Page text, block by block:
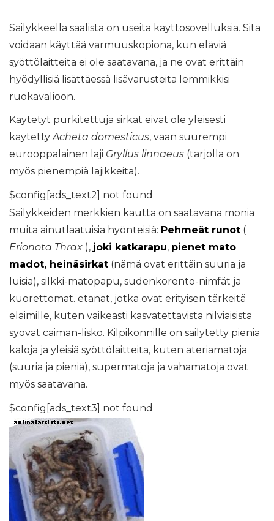
Säilykkeellä saalista on useita käyttösovelluksia. Sitä
voidaan käyttää varmuuskopiona, kun eläviä
syöttölaitteita ei ole saatavana, ja ne ovat erittäin
hyödyllisiä lisättäessä lisävarusteita lemmikkisi
ruokavalioon.
Käytetyt purkitettuja sirkat eivät ole yleisesti
käytettyAcheta domesticus, vaan suurempi
eurooppalainen laji Gryllus linnaeus (tarjolla on
myös pienempiä lajikkeita).
$config[ads_text2] not found
Säilykkeiden merkkien kautta on saatavana monia
muita ainutlaatuisia hyönteisiä: Pehmeät runot (
Erionota Thrax ), joki katkarapu, pienet mato
madot, heinäsirkat (nämä ovat erittäin suuria ja
luisia), silkki-matopapu, sudenkorento-nimfät ja
kuorettomat. etanat, jotka ovat erityisen tärkeitä
eläimille, kuten vaikeasti kasvatettavista nilviäisistä
syövät caiman-lisko. Kilpikonnille on säilytetty pieniä
kaloja ja yleisiä syöttölaitteita, kuten ateriamatoja
(suuria ja pieniä), supermatoja ja vahamatoja ovat
myös saatavana.
$config[ads_text3] not found